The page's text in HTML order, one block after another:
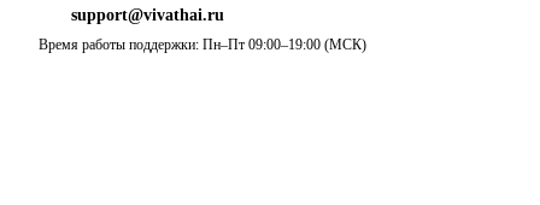
support@vivathai.ru
Время работы поддержки: Пн–Пт 09:00–19:00 (МСК)